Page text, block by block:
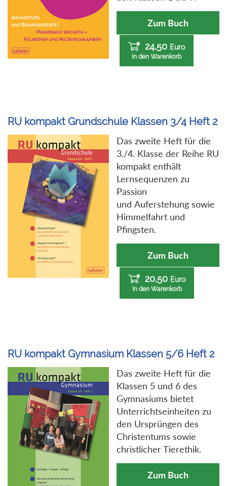
Zum Buch
24,50 Euro
In den Warenkorb
RU kompakt Grundschule Klassen 3/4 Heft 2
Das zweite Heft für die
3./4. Klasse der Reihe RU
kompakt enthält
Lernsequenzen zu
Passion
und Auferstehung sowie
Himmelfahrt und
Pfingsten.
Zum Buch
20,50 Euro
In den Warenkorb
RU kompakt Gymnasium Klassen 5/6 Heft 2
Das zweite Heft für die
Klassen 5 und 6 des
Gymnasiums bietet
Unterrichtseinheiten zu
den Ursprüngen des
Christentums sowie
christlicher Tierethik.
Zum Buch